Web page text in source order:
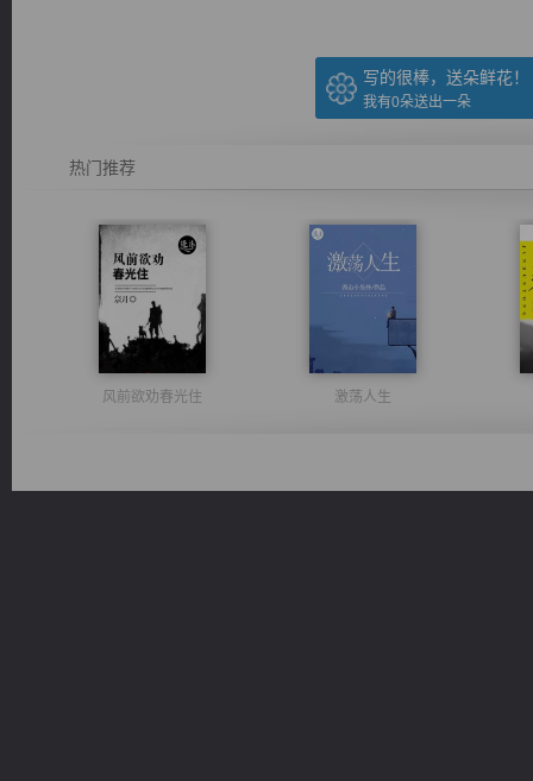
写的很棒，送朵鲜花！
我有0朵送出一朵
热门推荐
风前欲劝春光住 激荡人生